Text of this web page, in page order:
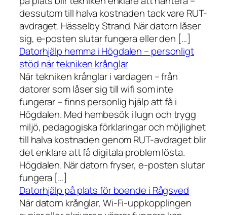
dessutom till halva kostnaden tack vare RUT-
avdraget. Hässelby Strand. När datorn låser
sig, e-posten slutar fungera eller den […]
Datorhjälp hemma i Högdalen – personligt
stöd när tekniken krånglar
När tekniken krånglar i vardagen – från
datorer som låser sig till wifi som inte
fungerar – finns personlig hjälp att få i
Högdalen. Med hembesök i lugn och trygg
miljö, pedagogiska förklaringar och möjlighet
till halva kostnaden genom RUT-avdraget blir
det enklare att få digitala problem lösta.
Högdalen. När datorn fryser, e-posten slutar
fungera […]
Datorhjälp på plats för boende i Rågsved
När datorn krånglar, Wi-Fi-uppkopplingen